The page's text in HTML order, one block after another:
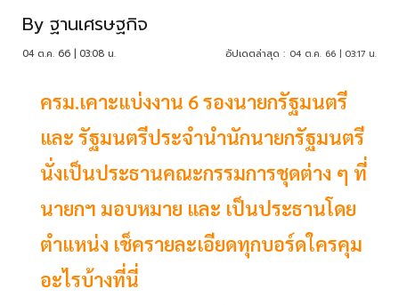
By ฐานเศรษฐกิจ
04 ต.ค. 66 | 03:08 น. อัปเดตล่าสุด : 04 ต.ค. 66 | 03:17 น.
ครม.เคาะแบ่งงาน 6 รองนายกรัฐมนตรี
และ รัฐมนตรีประจำนำนักนายกรัฐมนตรี
นั่งเป็นประธานคณะกรรมการชุดต่าง ๆ ที่
นายกฯ มอบหมาย และ เป็นประธานโดย
ตำแหน่ง เช็ครายละเอียดทุกบอร์ดใครคุม
อะไรบ้างที่นี่